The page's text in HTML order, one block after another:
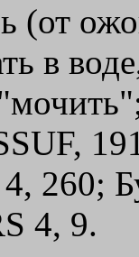
(от
в
260;
4, 9.